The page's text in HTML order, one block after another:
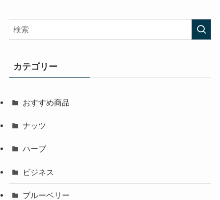
カテゴリー
おすすめ商品
ナッツ
ハーブ
ビジネス
ブルーベリー